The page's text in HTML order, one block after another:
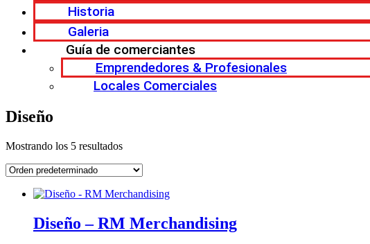
Historia
Galeria
Guía de comerciantes
Emprendedores & Profesionales
Locales Comerciales
Diseño
Mostrando los 5 resultados
Diseño – RM Merchandising